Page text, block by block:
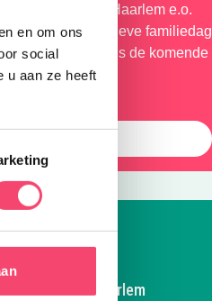
en om ons
social
u aan ze heeft
uit wat er in zit in Haarlem e.o.
tot creatieve familiedag
wat er te doen is de komende
Volg Kidsproof Haarlem